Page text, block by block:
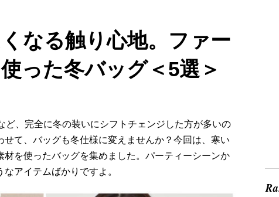
なる触り心地。ファー
った冬バッグ＜5選＞
ど、完全に冬の装いにシフトチェンジした方が多いの
て、バッグも冬仕様に変えませんか？今回は、寒い
を使ったバッグを集めました。パーティーシーンか
アイテムばかりですよ。